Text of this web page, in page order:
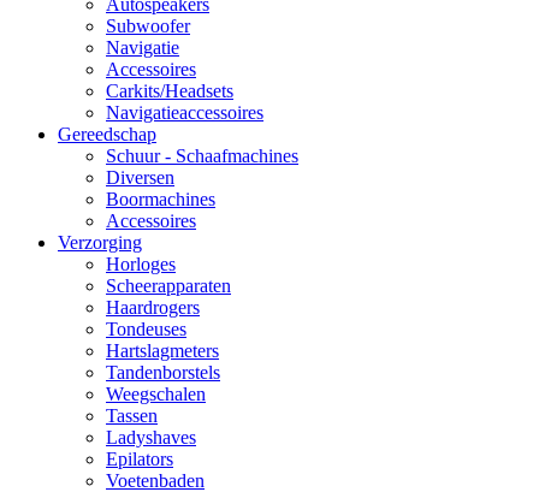
Autospeakers
Subwoofer
Navigatie
Accessoires
Carkits/Headsets
Navigatieaccessoires
Gereedschap
Schuur - Schaafmachines
Diversen
Boormachines
Accessoires
Verzorging
Horloges
Scheerapparaten
Haardrogers
Tondeuses
Hartslagmeters
Tandenborstels
Weegschalen
Tassen
Ladyshaves
Epilators
Voetenbaden